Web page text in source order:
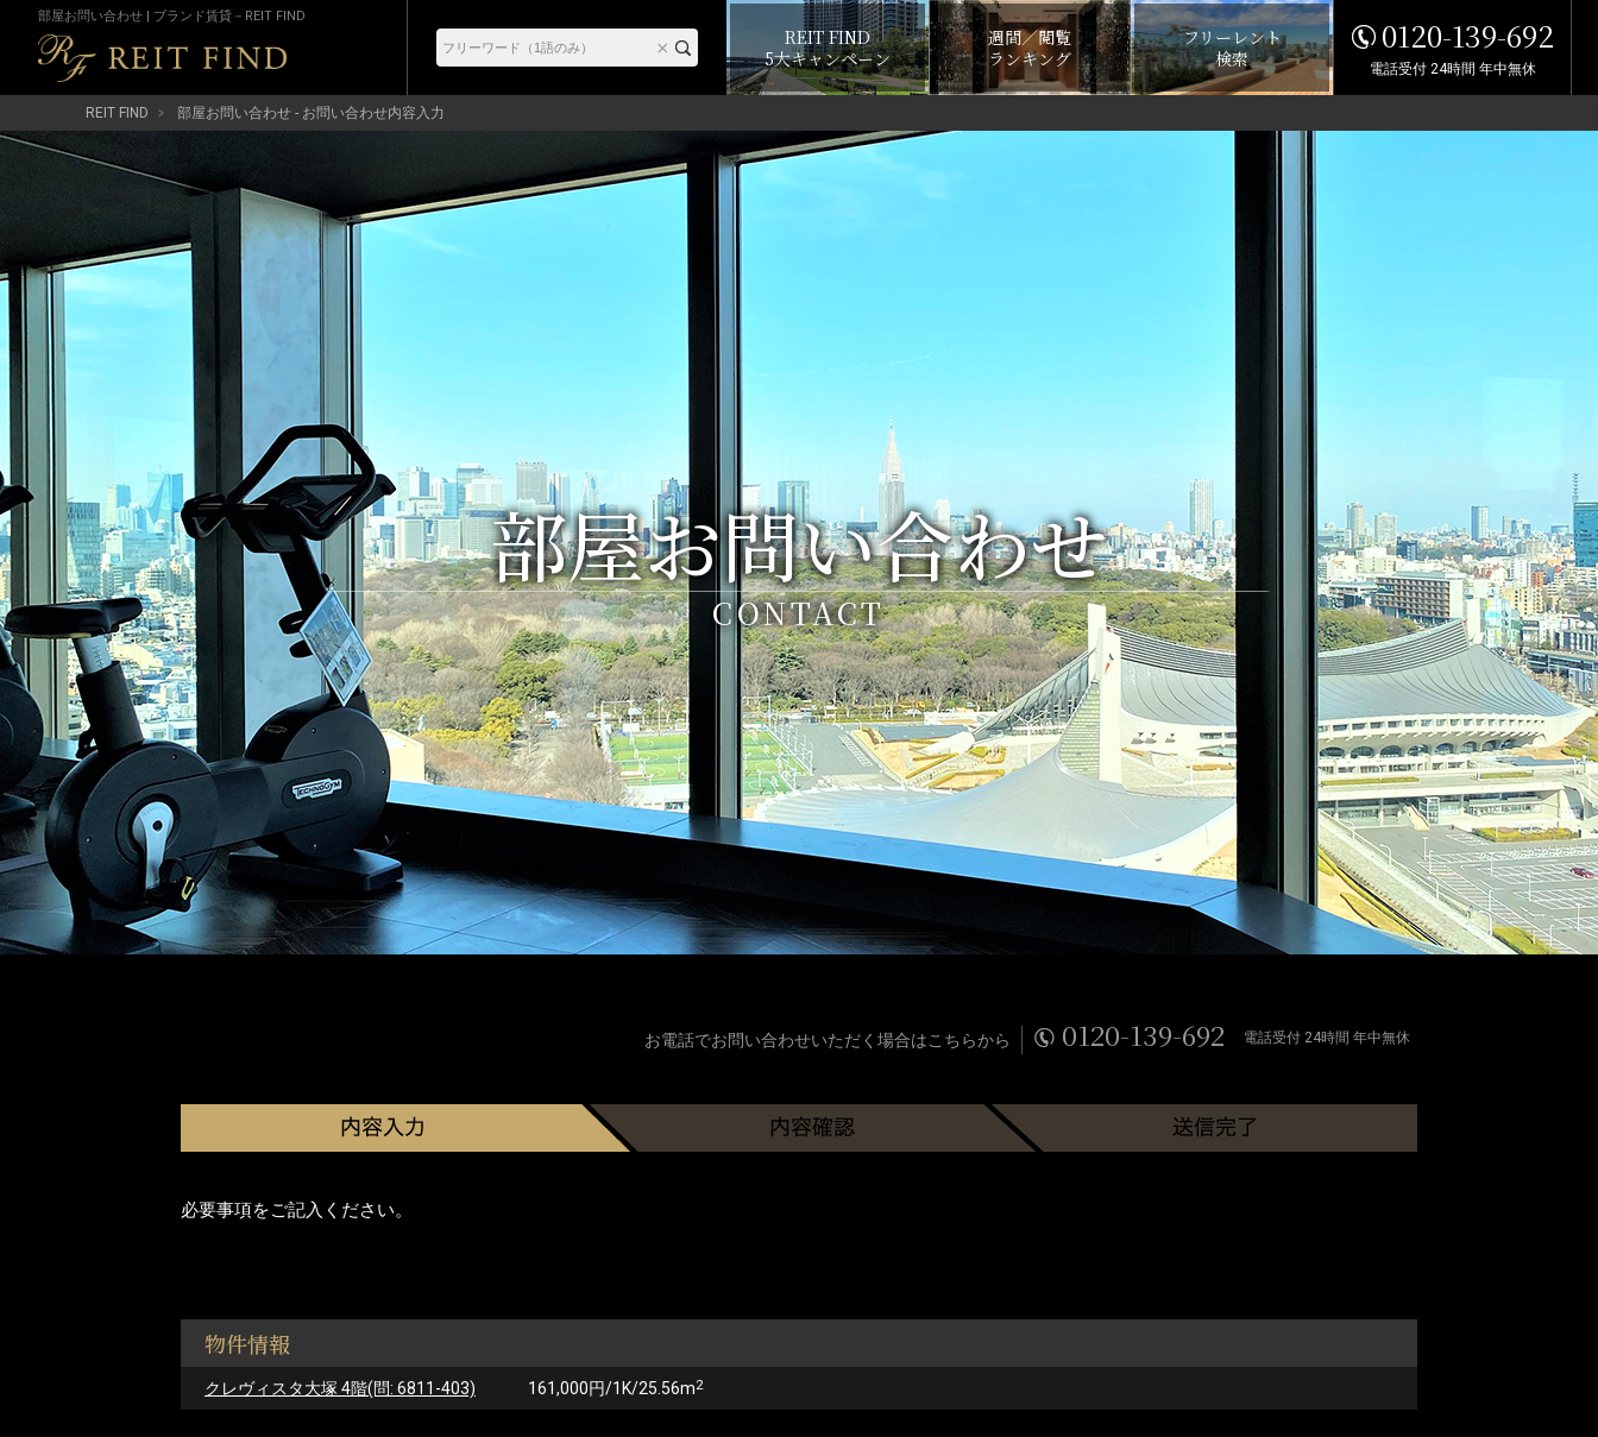
部屋お問い合わせ | ブランド賃貸－REIT FIND
REIT FIND
5大キャンペーン
週間／閲覧
ランキング
フリーレント
検索
0120-139-692
電話受付 24時間 年中無休
REIT FIND 部屋お問い合わせ - お問い合わせ内容入力
部屋お問い合わせ
CONTACT
お電話でお問い合わせいただく場合はこちらから 0120-139-692 電話受付 24時間 年中無休
必要事項をご記入ください。
物件情報
クレヴィスタ大塚 4階(問: 6811-403) 161,000円/1K/25.56m2